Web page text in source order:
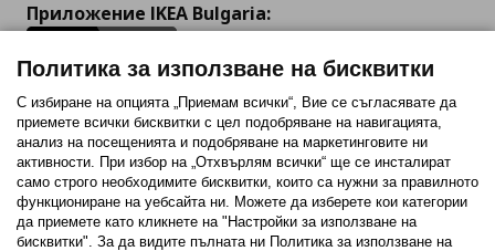
Приложение IKEA Bulgaria:
Последвайте ни:
FacebookTwitterYoutubePinterestInstagram
Политика за използване на бисквитки
С избиране на опцията „Приемам всички“, Вие се съгласявате да
приемете всички бисквитки с цел подобряване на навигацията,
анализ на посещенията и подобряване на маркетинговите ни
активности. При избор на „Отхвърлям всички“ ще се инсталират
само строго необходимитe бисквитки, които са нужни за правилното
функциониране на уебсайта ни. Можете да изберете кои категории
да приемете като кликнете на "Настройки за използване на
бисквитки". За да видите пълната ни Политика за използване на